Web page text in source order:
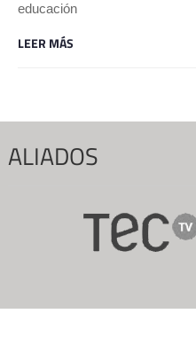
educación
LEER MÁS
ALIADOS